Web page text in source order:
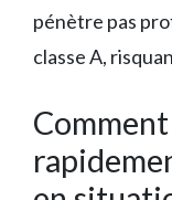
pénètre pas
classe A,